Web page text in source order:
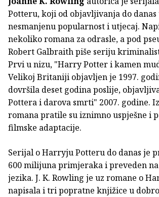
Potteru, koji od objavljivanja do danas
nesmanjenu popularnost i utjecaj.
nekoliko romana za odrasle, a pod
Robert Galbraith piše seriju
Prvi u nizu, "Harry Potter i kamen
Velikoj Britaniji objavljen je 1997.
dovršila deset godina poslije,
Pottera i darova smrti" 2007. godine.
romana pratile su iznimno uspješne i
filmske adaptacije.
Serijal o Harryju Potteru do danas je
600 milijuna primjeraka i preveden na
jezika. J. K. Rowling je uz romane o
napisala i tri popratne knjižice u